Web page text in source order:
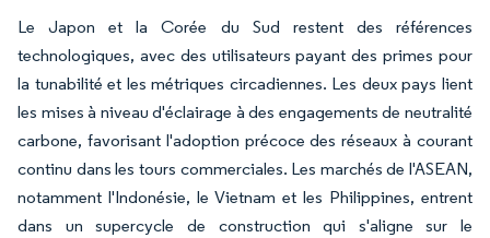
Le Japon et la Corée du Sud restent des références
technologiques, avec des utilisateurs payant des primes pour
la tunabilité et les métriques circadiennes. Les deux pays lient
les mises à niveau d'éclairage à des engagements de neutralité
carbone, favorisant l'adoption précoce des réseaux à courant
continu dans les tours commerciales. Les marchés de l'ASEAN,
notamment l'Indonésie, le Vietnam et les Philippines, entrent
dans un supercycle de construction qui s'aligne sur le